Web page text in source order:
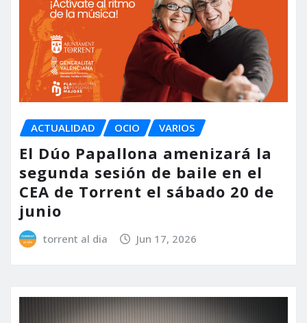
ACTUALIDAD OCIO VARIOS
El Dúo Papallona amenizará la
segunda sesión de baile en el
CEA de Torrent el sábado 20 de
junio
torrent al dia Jun 17, 2026